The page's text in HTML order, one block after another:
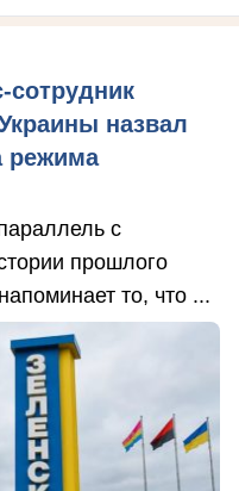
сотрудник
назвал
режима
с
прошлого
то, что ...